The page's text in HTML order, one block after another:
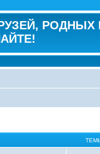
РОДНЫХ